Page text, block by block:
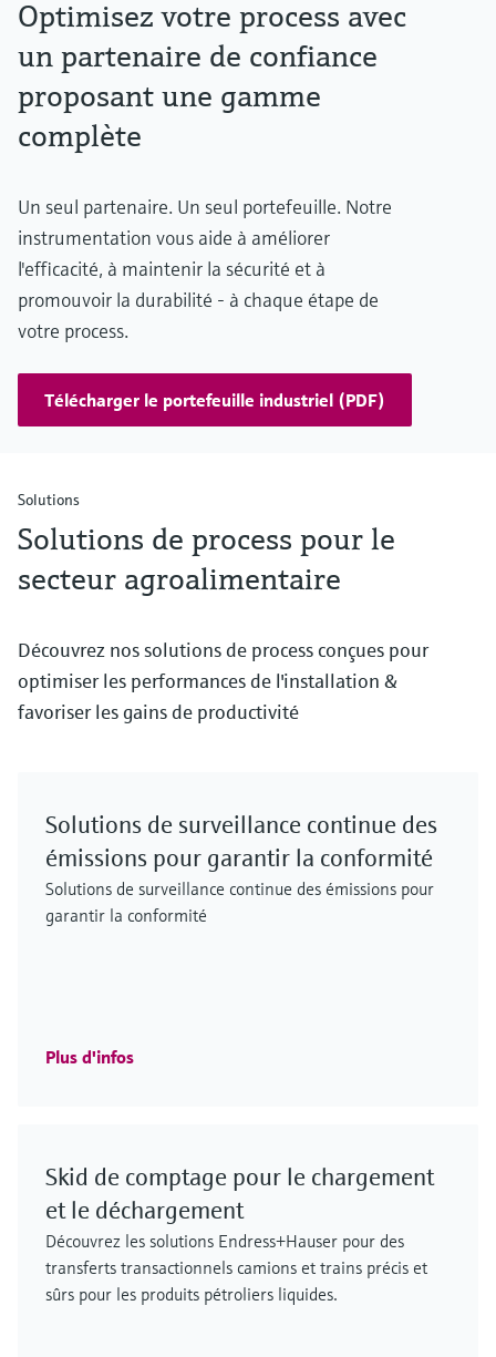
Optimisez votre process avec
un partenaire de confiance
proposant une gamme
complète
Un seul partenaire. Un seul portefeuille. Notre
instrumentation vous aide à améliorer
l'efficacité, à maintenir la sécurité et à
promouvoir la durabilité - à chaque étape de
votre process.
Télécharger le portefeuille industriel (PDF)
Solutions
Solutions de process pour le
secteur agroalimentaire
Découvrez nos solutions de process conçues pour
optimiser les performances de l'installation &
favoriser les gains de productivité
Solutions de surveillance continue des
émissions pour garantir la conformité
Solutions de surveillance continue des émissions pour
garantir la conformité
Plus d'infos
Skid de comptage pour le chargement
et le déchargement
Découvrez les solutions Endress+Hauser pour des
transferts transactionnels camions et trains précis et
sûrs pour les produits pétroliers liquides.